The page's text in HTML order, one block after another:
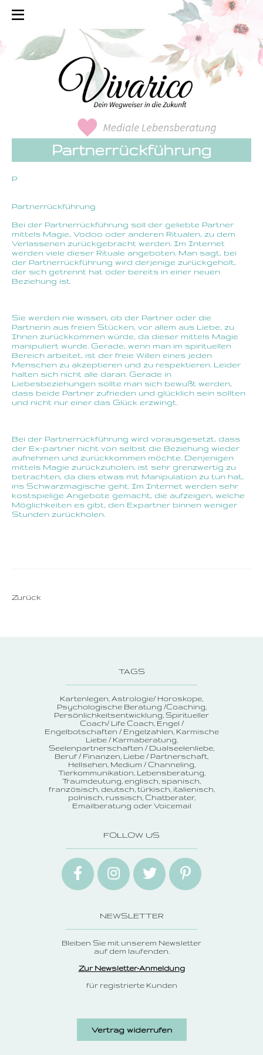
Partnerrückführung
P
Partnerrückführung
Bei der Partnerrückführung soll der geliebte Partner
mittels Magie, Vodoo oder anderen Ritualen, zu dem
Verlassenen zurückgebracht werden. Im Internet
werden viele dieser Rituale angeboten. Man sagt, bei
der Partnerrückführung wird derjenige zurückgeholt,
der sich getrennt hat oder bereits in einer neuen
Beziehung ist.
Sie werden nie wissen, ob der Partner oder die
Partnerin aus freien Stücken, vor allem aus Liebe, zu
Ihnen zurückkommen würde, da dieser mittels Magie
manipuliert wurde. Gerade, wenn man im spirituellen
Bereich arbeitet, ist der freie Willen eines jeden
Menschen zu akzeptieren und zu respektieren. Leider
halten sich nicht alle daran. Gerade in
Liebesbeziehungen sollte man sich bewußt werden,
dass beide Partner zufrieden und glücklich sein sollten
und nicht nur einer das Glück erzwingt.
Bei der Partnerrückführung wird vorausgesetzt, dass
der Ex-partner nicht von selbst die Beziehung wieder
aufnehmen und zurückkommen möchte. Denjenigen
mittels Magie zurückzuholen, ist sehr grenzwertig zu
betrachten, da dies etwas mit Manipulation zu tun hat,
ins Schwarzmagische geht. Im Internet werden sehr
kostspielige Angebote gemacht, die aufzeigen, welche
Möglichkeiten es gibt, den Expartner binnen weniger
Stunden zurückholen.
Zurück
TAGS
Kartenlegen Astrologie/ Horoskope
Psychologische Beratung /Coaching
Persönlichkeitsentwicklung Spiritueller
Coach/ Life Coach Engel /
Engelbotschaften / Engelzahlen Karmische
Liebe / Karmaberatung
Seelenpartnerschaften / Dualseelenliebe
Beruf / Finanzen Liebe / Partnerschaft
Hellsehen Medium / Channeling
Tierkommunikation Lebensberatung
Traumdeutung englisch, spanisch,
französisch, deutsch, türkisch, italienisch,
polnisch, russisch Chatberater
Emailberatung oder Voicemail
FOLLOW US
NEWSLETTER
Bleiben Sie mit unserem Newsletter
auf dem laufenden.
Zur Newsletter-Anmeldung
für registrierte Kunden
Vertrag widerrufen